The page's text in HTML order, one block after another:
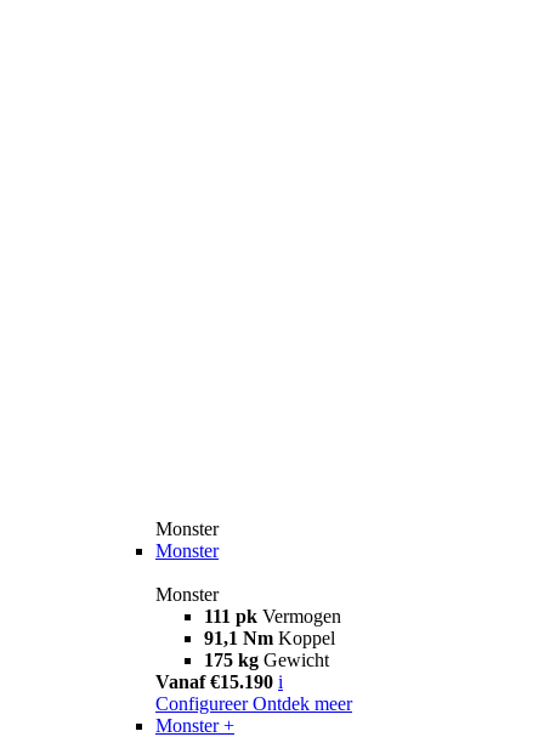
Monster
Monster
Monster
111 pk Vermogen
91,1 Nm Koppel
175 kg Gewicht
Vanaf €15.190 i
Configureer Ontdek meer
Monster +